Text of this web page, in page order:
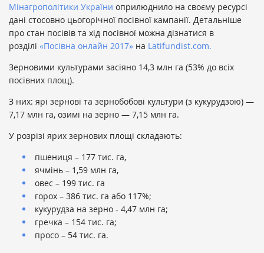
Мінагрополітики України оприлюднило на своєму ресурсі
дані стосовно цьогорічної посівної кампанії. Детальніше
про стан посівів та хід посівної можна дізнатися в
розділі «Посівна онлайн 2017» на Latifundist.com.
Зерновими культурами засіяно 14,3 млн га (53% до всіх
посівних площ).
З них: ярі зернові та зернобобові культури (з кукурудзою) —
7,17 млн га, озимі на зерно — 7,15 млн га.
У розрізі ярих зернових площі складають:
пшениця – 177 тис. га,
ячмінь – 1,59 млн га,
овес – 199 тис. га
горох – 386 тис. га або 117%;
кукурудза на зерно - 4,47 млн га;
гречка – 154 тис. га;
просо – 54 тис. га.